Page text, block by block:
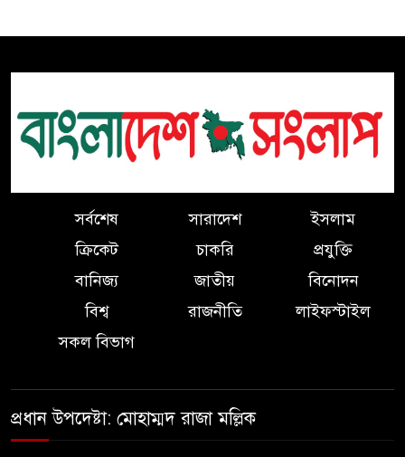
অভাবের দিন পেরিয়ে মানুষের পাশে
বিএনপির সভাপতির বিরুদ্ধে মিথ্যা
সংবাদের প্রতিবাদ ও ৪ সনাতনী
পরিবারের নিরাপত্তার দাবিতে সংবাদ
প্রতিশ্রুতি পূরণ করলেন এমপি
এবিএম মোশাররফ।
কুযাকাটায় শিক্ষার্থীর সঙ্গে অফিস
সর্বশেষ সারাদেশ
ইসলাম
ক্রিকেট
চাকরি
প্রযুক্তি
বানিজ্য
জাতীয়
বিনোদন
বিশ্ব
রাজনীতি
লাইফস্টাইল
সকল বিভাগ
প্রধান উপদেষ্টা: মোহাম্মদ রাজা মল্লিক